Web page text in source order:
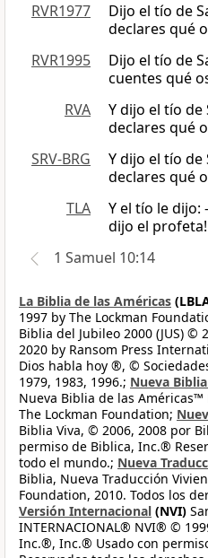
RVR1977
Dijo el tío de
declares qué
RVR1995
Dijo el tío de
cuentes qué
RVA
Y dijo el tío de
declares qué
SRV-BRG
Y dijo el tío de
declares qué
TLA
Y el tío le dijo:
dijo el profeta!
1 Samuel 10:14
La Biblia de las Américas
1997 by The Lockman
Biblia del Jubileo 2000 (JUS) ©
2020 by Ransom Press
Dios habla hoy ®, ©
1979, 1983, 1996.; Nueva
Nueva Biblia de las
The Lockman Foundation;
Biblia Viva, © 2006, 2008 por
permiso de Biblica, Inc.®
todo el mundo.; Nueva
Biblia, Nueva Traducción
Foundation, 2010. Todos los
Versión Internacional (NVI)
INTERNACIONAL® NVI® ©
Inc.®, Inc.® Usado con